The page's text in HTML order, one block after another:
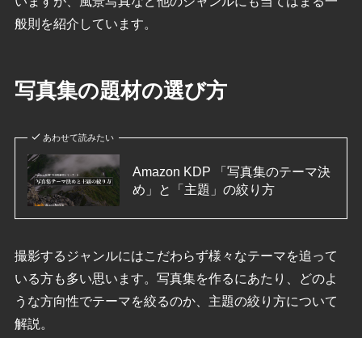
般則を紹介しています。
写真集の題材の選び方
あわせて読みたい
Amazon KDP 「写真集のテーマ決
め」と「主題」の絞り方
撮影するジャンルにはこだわらず様々なテーマを追って
いる方も多い思います。写真集を作るにあたり、どのよ
うな方向性でテーマを絞るのか、主題の絞り方について
解説。